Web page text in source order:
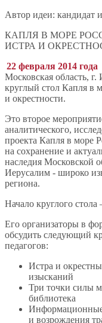
Автор идеи: кандидат
КАПЛЯ В МОРЕ
ИСТРА И
22 февраля 2014 года
Московская область, г.
круглый стол Капля в
и окрестности.
Это второе
аналитического,
проекта Капля в море
на сохранение и
наследия Московской
Иерусалим - широко
региона.
Начало круглого стола
Его организаторы в
обсудить следующий
педагогов:
Истра и
изысканий
Три точки силы
библиотека
Информационные
и возрождения